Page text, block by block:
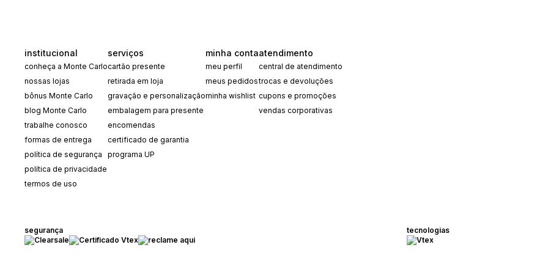
institucional
conheça a Monte Carlo
nossas lojas
bônus Monte Carlo
blog Monte Carlo
trabalhe conosco
formas de entrega
política de segurança
política de privacidade
termos de uso
serviços
cartão presente
retirada em loja
gravação e personalização
embalagem para presente
encomendas
certificado de garantia
programa UP
minha conta
meu perfil
meus pedidos
minha wishlist
atendimento
central de atendimento
trocas e devoluções
cupons e promoções
vendas corporativas
segurança tecnologias